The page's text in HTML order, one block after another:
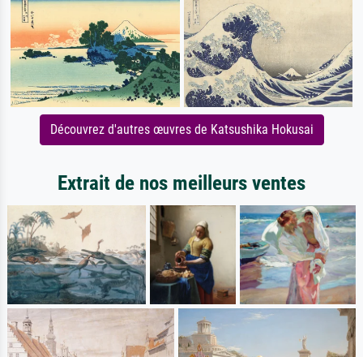
Découvrez d'autres œuvres de Katsushika Hokusai
Extrait de nos meilleurs ventes